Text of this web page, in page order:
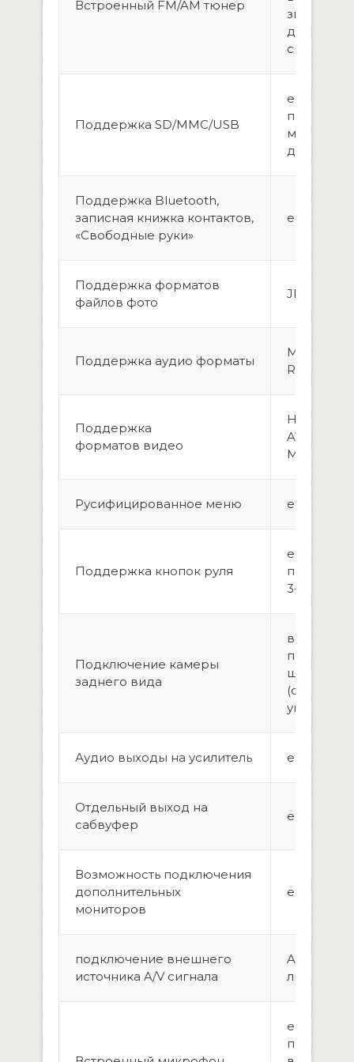
Встроенный FM/AM тюнер
звучание,
даже при
сигнале
Поддержка SD/MMC/USB
есть,
модем,
до 1 Тб.
Поддержка Bluetooth,
записная книжка контактов,
«Свободные руки»
есть
Поддержка форматов
файлов фото
JPEG, GIF,
Поддержка аудио форматы
MP3, MP2,
RA, WAV,
Поддержка
форматов видео
H.264/
AVI, WMV,
MOV,
Русифицированное меню есть
Поддержка кнопок руля
есть,
3-х
Подключение камеры
заднего вида
возможно
штатной
Аудио выходы на усилитель есть,2
Отдельный выход на
сабвуфер
есть
Возможность подключения
дополнительных
мониторов
eсть, 2 шт.
подключение внешнего
источника A/V сигнала
AUX
линейных,
есть,